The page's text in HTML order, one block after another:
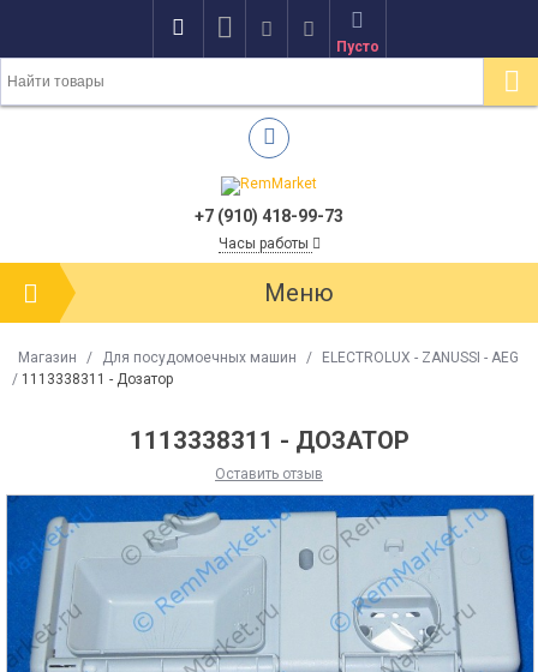
Пусто
+7 (910) 418-99-73
Часы работы
Меню
Магазин / Для посудомоечных машин /
ELECTROLUX - ZANUSSI - AEG
/ 1113338311 - Дозатор
1113338311 - ДОЗАТОР
Оставить отзыв